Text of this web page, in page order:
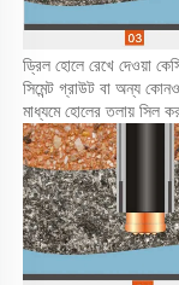
ড্রিল হোলে রেখে দেওয়া
সিমেন্ট গ্রাউট বা অন্য কোনও
মাধ্যমে হোলের তলায় সিল